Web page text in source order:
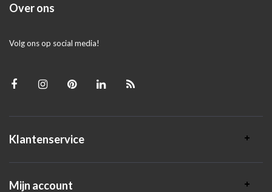
Over ons
Volg ons op social media!
Klantenservice
Mijn account